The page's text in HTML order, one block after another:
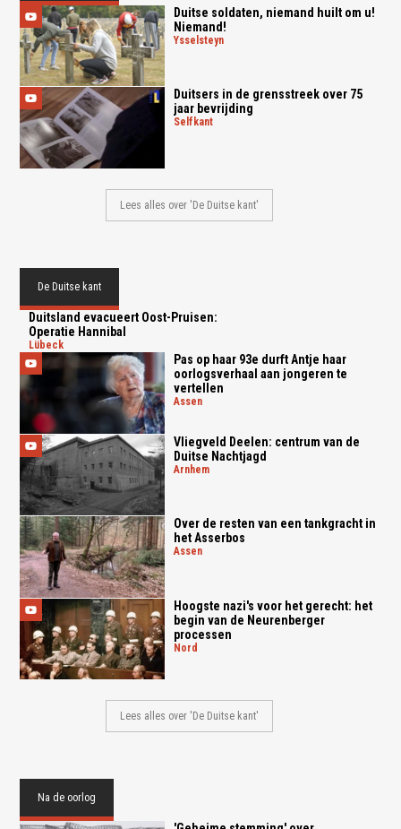
Duitse soldaten, niemand huilt om u!
Niemand!
ysselsteyn
Duitsers in de grensstreek over 75
jaar bevrijding
selfkant
Lees alles over 'De Duitse kant'
De Duitse kant
Duitsland evacueert Oost-Pruisen:
Operatie Hannibal
lübeck
Pas op haar 93e durft Antje haar
oorlogsverhaal aan jongeren te
vertellen
assen
Vliegveld Deelen: centrum van de
Duitse Nachtjagd
arnhem
Over de resten van een tankgracht in
het Asserbos
assen
Hoogste nazi's voor het gerecht: het
begin van de Neurenberger
processen
nord
Lees alles over 'De Duitse kant'
Na de oorlog